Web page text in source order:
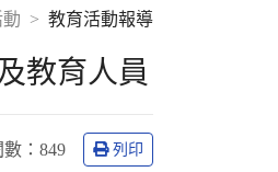
教育活動報導
教育人員
： 849 列印